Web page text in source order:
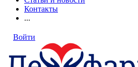
Контакты
...
Войти